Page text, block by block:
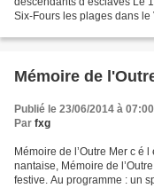
Six-Fours les plages dans le
Mémoire de
Publié le 23/06/2014 à 07:00
Par fxg
Mémoire de l’Outre Mer c é
nantaise, Mémoire de
festive. Au programme : un